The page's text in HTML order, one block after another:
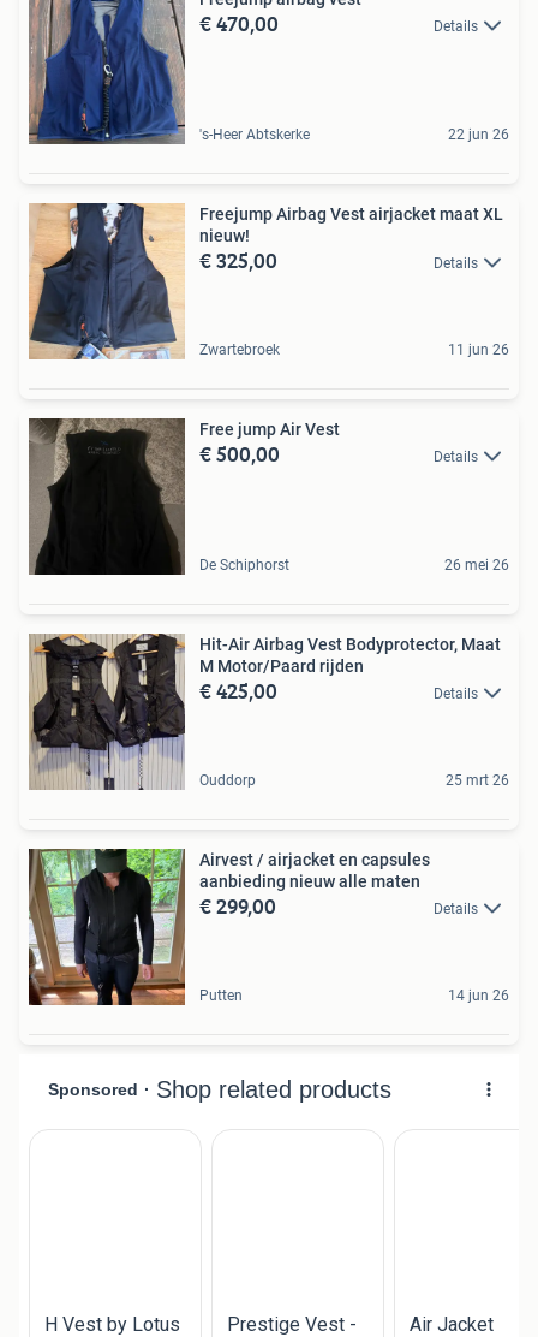
€ 470,00 Details
's-Heer Abtskerke 22 jun 26
Freejump Airbag Vest airjacket maat XL
nieuw!
€ 325,00 Details
Zwartebroek 11 jun 26
Free jump Air Vest
€ 500,00 Details
De Schiphorst 26 mei 26
Hit-Air Airbag Vest Bodyprotector, Maat
M Motor/Paard rijden
€ 425,00 Details
Ouddorp 25 mrt 26
Airvest / airjacket en capsules
aanbieding nieuw alle maten
€ 299,00 Details
Putten 14 jun 26